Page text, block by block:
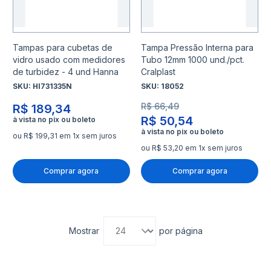
Tampas para cubetas de
vidro usado com medidores
de turbidez - 4 und Hanna
SKU: HI731335N
R$ 189,34
ou R$ 199,31 em 1x sem juros
Comprar agora
Tampa Pressão Interna para
Tubo 12mm 1000 und./pct.
Cralplast
SKU: 18052
R$ 50,54
R$ 66,49
ou R$ 53,20 em 1x sem juros
Comprar agora
Mostrar por página